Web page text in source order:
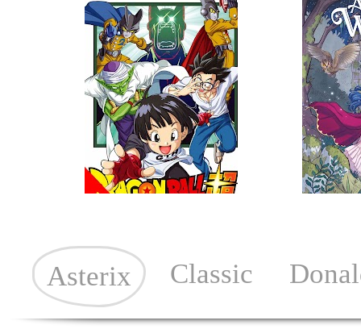
Asterix Classic